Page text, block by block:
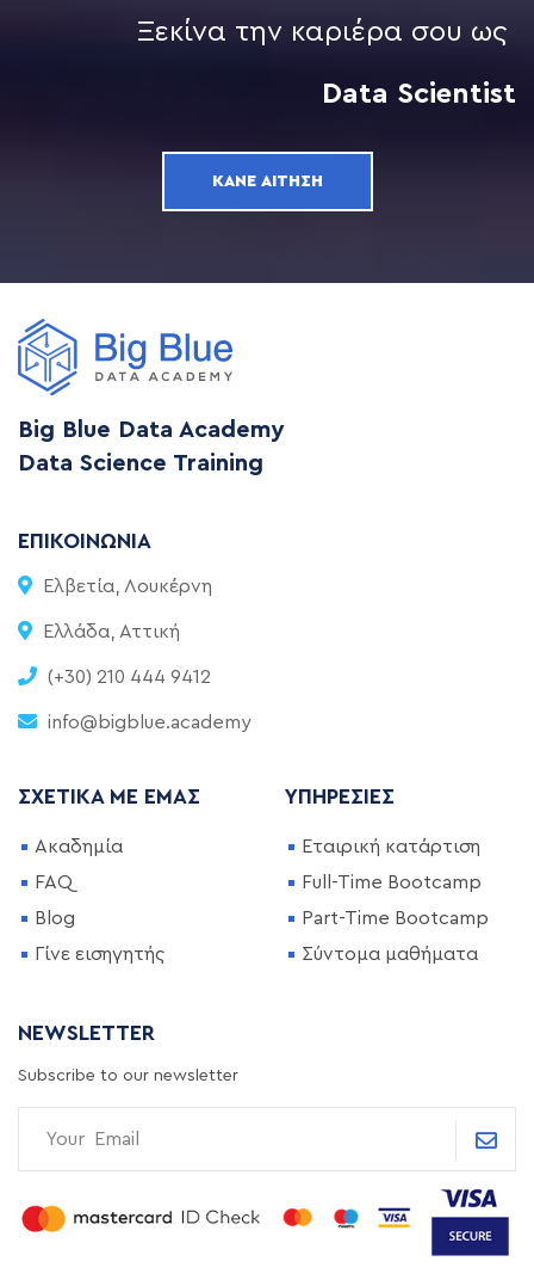
Ξεκίνα την καριέρα σου ως
Data Scientist
ΚΆΝΕ ΑΊΤΗΣΗ
Big Blue Data Academy
Data Science Training
ΕΠΙΚΟΙΝΩΝΊΑ
Ελβετία, Λουκέρνη
Ελλάδα, Αττική
(+30) 210 444 9412
info@bigblue.academy
ΣΧΕΤΙΚΆ ΜΕ ΕΜΆΣ
Ακαδημία
FAQ
Blog
Γίνε εισηγητής
ΥΠΗΡΕΣΊΕΣ
Εταιρική κατάρτιση
Full-Time Bootcamp
Part-Time Bootcamp
Σύντομα μαθήματα
NEWSLETTER
Subscribe to our newsletter